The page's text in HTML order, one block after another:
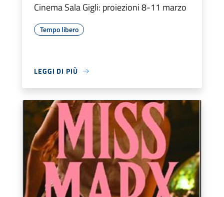
Cinema Sala Gigli: proiezioni 8-11 marzo
Tempo libero
LEGGI DI PIÙ